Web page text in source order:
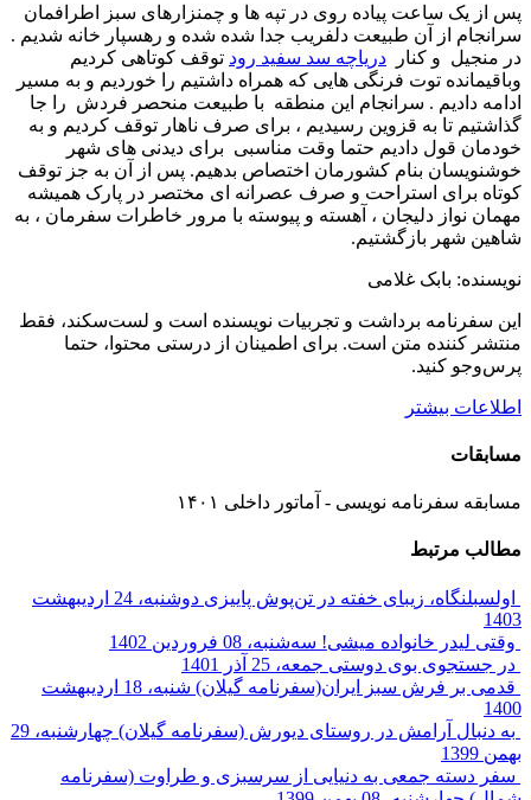
پس از یک ساعت پیاده روی در تپه ها و چمنزارهای سبز اطرافمان
سرانجام از آن طبیعت دلفریب جدا شده شده و رهسپار خانه شدیم .
در منجیل و کنار دریاچه سد سفید رود توقف کوتاهی کردیم
وباقیمانده توت فرنگی هایی که همراه داشتیم را خوردیم و به مسیر
ادامه دادیم . سرانجام این منطقه با طبیعت منحصر فردش را جا
گذاشتیم تا به قزوین رسیدیم ، برای صرف ناهار توقف کردیم و به
خودمان قول دادیم حتما وقت مناسبی برای دیدنی های شهر
خوشنویسان بنام کشورمان اختصاص بدهیم. پس از آن به جز توقف
کوتاه برای استراحت و صرف عصرانه ای مختصر در پارک همیشه
مهمان نواز دلیجان ، آهسته و پیوسته با مرور خاطرات سفرمان ، به
شاهین شهر بازگشتیم.
نویسنده: بابک غلامی
این سفرنامه برداشت و تجربیات نویسنده است و لست‌سکند، فقط
منتشر کننده متن است. برای اطمینان از درستی محتوا، حتما
پرس‌وجو کنید.
اطلاعات بیشتر
مسابقات
مسابقه سفرنامه نویسی - آماتور داخلی ۱۴۰۱
مطالب مرتبط
اولسبلنگاه، زیبای خفته در تن‌پوش پاییزی
دوشنبه، 24 اردیبهشت
1403
وقتی لیدر خانواده میشی! سه‌شنبه، 08 فروردین 1402
در جستجوی بوی دوستی جمعه، 25 آذر 1401
قدمی بر فرش سبز ایران(سفرنامه گیلان)
شنبه، 18 اردیبهشت
1400
به دنبال آرامش در روستای ديورش (سفرنامه گیلان)
چهارشنبه، 29
بهمن 1399
سفر دسته جمعی به دنیایی از سرسبزی و طراوت (سفرنامه